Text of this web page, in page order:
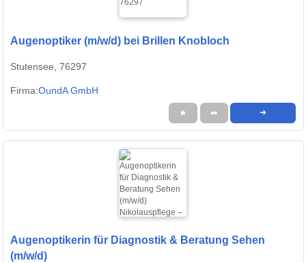
Augenoptiker (m/w/d) bei Brillen Knobloch
Stutensee, 76297
Firma:OundA GmbH
★ ➦ ➜
Augenoptikerin für Diagnostik & Beratung Sehen
(m/w/d)